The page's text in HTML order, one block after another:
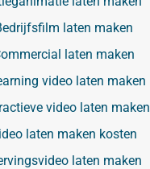
laten maken
laten maken
video laten maken
video laten maken
laten maken kosten
laten maken